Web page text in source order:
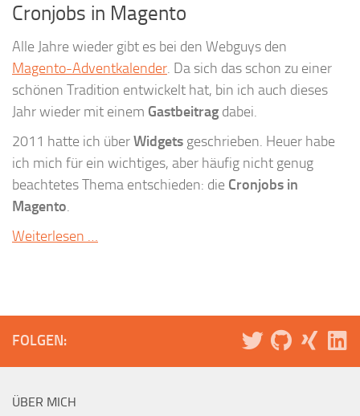
Cronjobs in Magento
Alle Jahre wieder gibt es bei den Webguys den
Magento-Adventkalender. Da sich das schon zu einer
schönen Tradition entwickelt hat, bin ich auch dieses
Jahr wieder mit einem Gastbeitrag dabei.
2011 hatte ich überWidgets geschrieben. Heuer habe
ich mich für ein wichtiges, aber häufig nicht genug
beachtetes Thema entschieden: die Cronjobs in
Magento.
Weiterlesen …
FOLGEN:
ÜBER MICH